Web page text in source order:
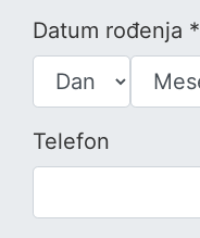
Datum rođenja *
Telefon